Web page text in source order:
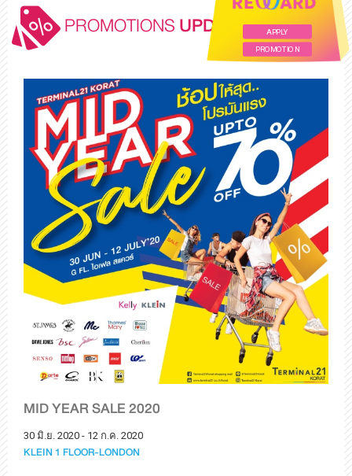
APPLY
PROMOTION
PROMOTIONSUPDATE
MID YEAR SALE 2020
30 มิ.ย. 2020 - 12 ก.ค. 2020
KLEIN 1 FLOOR-LONDON